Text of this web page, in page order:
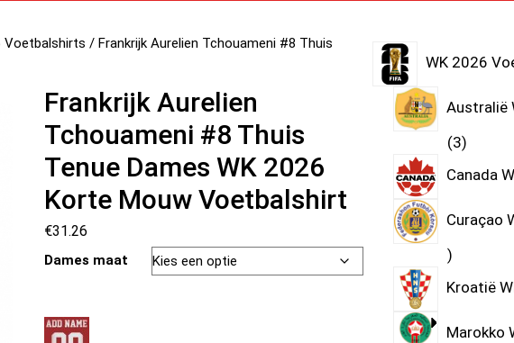
Voetbalshirts / Frankrijk Aurelien Tchouameni #8 Thuis
Frankrijk Aurelien
Tchouameni #8 Thuis
Tenue Dames WK 2026
Korte Mouw Voetbalshirt
€31.26
Dames maat
WK 2026
Australië
3
Canada
Curaçao
Kroatië
Marokko